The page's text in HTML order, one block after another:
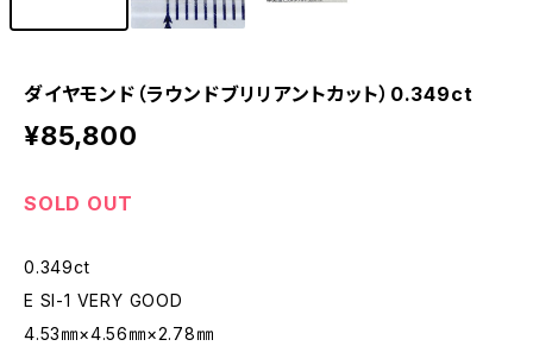
ダイヤモンド（ラウンドブリリアントカット）0.349ct
¥85,800
SOLD OUT
0.349ct
E SI-1 VERY GOOD
4.53㎜×4.56㎜×2.78㎜